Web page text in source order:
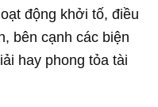
động khởi tố, điều
bên cạnh các biện
hay phong tỏa tài